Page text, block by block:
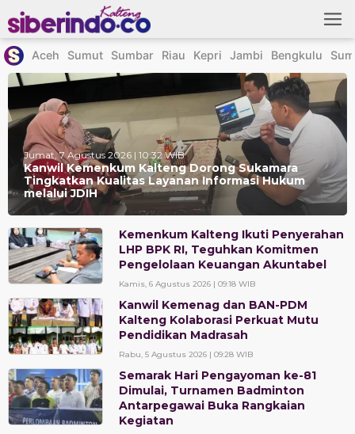
to
content
Aceh Sumut Sumbar Riau Kepri Jambi Bengkulu
Jumat, 7 Agustus 2026 | 10:32 WIB
Kanwil Kemenkum Kalteng Dorong Sukamara
Tingkatkan Kualitas Layanan Informasi Hukum
melalui JDIH
Kemenkum Kalteng Ikuti Penyerahan
LHP BPK RI, Teguhkan Komitmen
Pengelolaan Keuangan Akuntabel
Kamis, 6 Agustus 2026 | 09:18 WIB
Kanwil Kemenag dan BAN-PDM
Kalteng Kolaborasi Perkuat Mutu
Pendidikan Madrasah
Rabu, 5 Agustus 2026 | 09:28 WIB
Semarak Hari Pengayoman ke-81
Dimulai, Turnamen Badminton
Antarpegawai Buka Rangkaian
Kegiatan